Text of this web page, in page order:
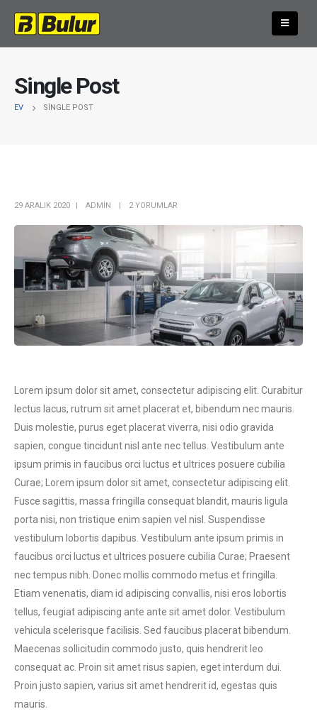
Single Post
EV SINGLE POST
29 ARALIK 2020 ADMIN 2 YORUMLAR
Lorem ipsum dolor sit amet, consectetur adipiscing elit. Curabitur
lectus lacus, rutrum sit amet placerat et, bibendum nec mauris.
Duis molestie, purus eget placerat viverra, nisi odio gravida
sapien, congue tincidunt nisl ante nec tellus. Vestibulum ante
ipsum primis in faucibus orci luctus et ultrices posuere cubilia
Curae; Lorem ipsum dolor sit amet, consectetur adipiscing elit.
Fusce sagittis, massa fringilla consequat blandit, mauris ligula
porta nisi, non tristique enim sapien vel nisl. Suspendisse
vestibulum lobortis dapibus. Vestibulum ante ipsum primis in
faucibus orci luctus et ultrices posuere cubilia Curae; Praesent
nec tempus nibh. Donec mollis commodo metus et fringilla.
Etiam venenatis, diam id adipiscing convallis, nisi eros lobortis
tellus, feugiat adipiscing ante ante sit amet dolor. Vestibulum
vehicula scelerisque facilisis. Sed faucibus placerat bibendum.
Maecenas sollicitudin commodo justo, quis hendrerit leo
consequat ac. Proin sit amet risus sapien, eget interdum dui.
Proin justo sapien, varius sit amet hendrerit id, egestas quis
mauris.